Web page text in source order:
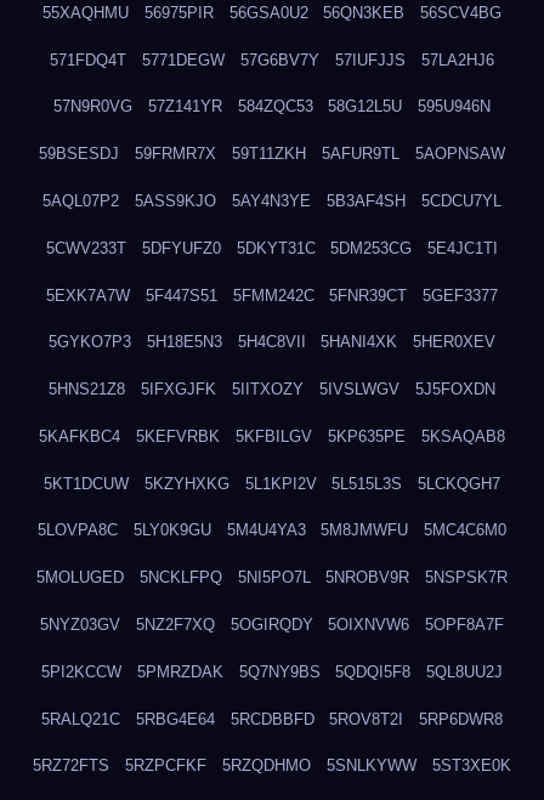
55XAQHMU 56975PIR 56GSA0U2 56QN3KEB 56SCV4BG
571FDQ4T 5771DEGW 57G6BV7Y 57IUFJJS 57LA2HJ6
57N9R0VG 57Z141YR 584ZQC53 58G12L5U 595U946N
59BSESDJ 59FRMR7X 59T11ZKH 5AFUR9TL 5AOPNSAW
5AQL07P2 5ASS9KJO 5AY4N3YE 5B3AF4SH 5CDCU7YL
5CWV233T 5DFYUFZ0 5DKYT31C 5DM253CG 5E4JC1TI
5EXK7A7W 5F447S51 5FMM242C 5FNR39CT 5GEF3377
5GYKO7P3 5H18E5N3 5H4C8VII 5HANI4XK 5HER0XEV
5HNS21Z8 5IFXGJFK 5IITXOZY 5IVSLWGV 5J5FOXDN
5KAFKBC4 5KEFVRBK 5KFBILGV 5KP635PE 5KSAQAB8
5KT1DCUW 5KZYHXKG 5L1KPI2V 5L515L3S 5LCKQGH7
5LOVPA8C 5LY0K9GU 5M4U4YA3 5M8JMWFU 5MC4C6M0
5MOLUGED 5NCKLFPQ 5NI5PO7L 5NROBV9R 5NSPSK7R
5NYZ03GV 5NZ2F7XQ 5OGIRQDY 5OIXNVW6 5OPF8A7F
5PI2KCCW 5PMRZDAK 5Q7NY9BS 5QDQI5F8 5QL8UU2J
5RALQ21C 5RBG4E64 5RCDBBFD 5ROV8T2I 5RP6DWR8
5RZ72FTS 5RZPCFKF 5RZQDHMO 5SNLKYWW 5ST3XE0K